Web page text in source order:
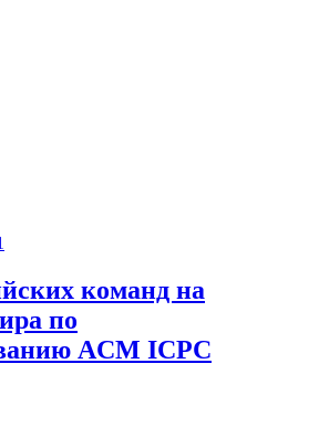
команд на
по
ACM ICPC